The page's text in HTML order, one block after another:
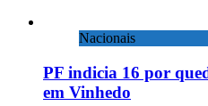
Nacionais
PF indicia 16 por
em Vinhedo